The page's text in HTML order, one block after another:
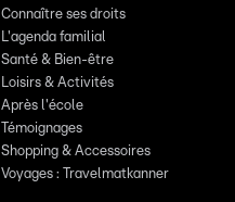
Connaître ses droits
L'agenda familial
Santé & Bien-être
Loisirs & Activités
Après l'école
Témoignages
Shopping & Accessoires
Voyages : Travelmatkanner